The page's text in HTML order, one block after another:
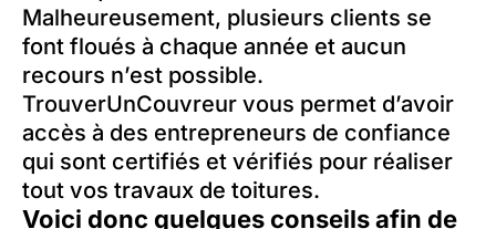
Malheureusement, plusieurs clients se
font floués à chaque année et aucun
recours n’est possible.
TrouverUnCouvreur vous permet d’avoir
accès à des entrepreneurs de confiance
qui sont certifiés et vérifiés pour réaliser
tout vos travaux de toitures.
Voici donc quelques conseils afin de